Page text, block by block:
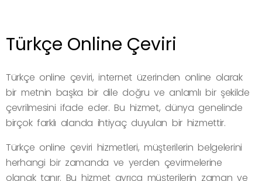
Türkçe Online Çeviri
Türkçe online çeviri, internet üzerinden online olarak
bir metnin başka bir dile doğru ve anlamlı bir şekilde
çevrilmesini ifade eder. Bu hizmet, dünya genelinde
birçok farklı alanda ihtiyaç duyulan bir hizmettir.
Türkçe online çeviri hizmetleri, müşterilerin belgelerini
herhangi bir zamanda ve yerden çevirmelerine
olanak tanır. Bu hizmet ayrıca müşterilerin zaman ve